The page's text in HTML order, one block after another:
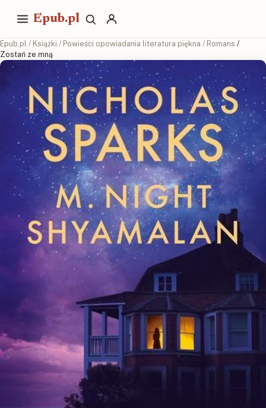
Epub.pl
Epub.pl / Książki / Powieści opowiadania literatura piękna / Romans /
Zostań ze mną